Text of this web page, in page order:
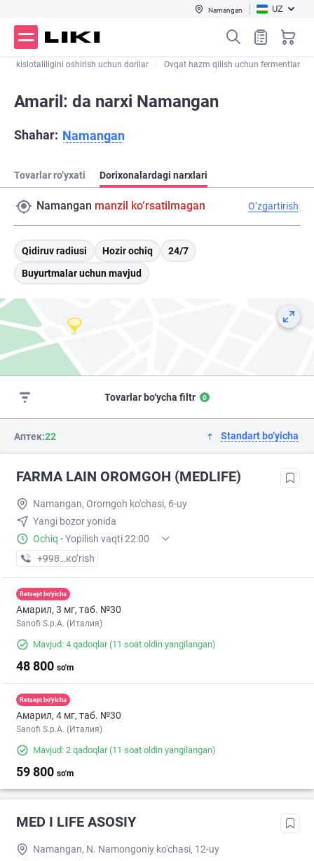
Namangan UZ
kislotaliligini oshirish uchun dorilar Ovqat hazm qilish uchun fermentlar
Amaril: da narxi Namangan
Shahar: Namangan
Tovarlar ro‘yxati Dorixonalardagi narxlari
Namangan manzil ko‘rsatilmagan O‘zgartirish
Qidiruv radiusi Hozir ochiq
24/7
Buyurtmalar uchun mavjud
Tovarlar bo‘ycha filtr 0
Аптек:22 Standart bo‘yicha
FARMA LAIN OROMGOH (MEDLIFE)
Namangan, Oromgoh ko'chasi, 6-uy
Yangi bozor yonida
Ochiq · Yopilish vaqti 22:00
+998 (95) XXX-XX-XX
кo’rish
Retsept bo'yicha
Амарил, 3 мг, таб. №30
Sanofi S.p.A. (Италия)
Mavjud: 4 qadoqlar(11 soat oldin yangilangan)
48 800 so'm
Retsept bo'yicha
Амарил, 4 мг, таб. №30
Sanofi S.p.A. (Италия)
Mavjud: 2 qadoqlar(11 soat oldin yangilangan)
59 800 so'm
MED I LIFE ASOSIY
Namangan, N. Namongoniy ko'chasi, 12-uy